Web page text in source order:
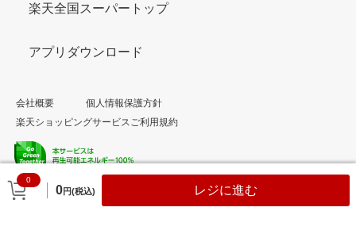
0
0円(税込) レジに進む
楽天全国スーパートップ
アプリダウンロード
会社概要
個人情報保護方針
楽天ショッピングサービスご利用規約
© Rakuten Group, Inc.